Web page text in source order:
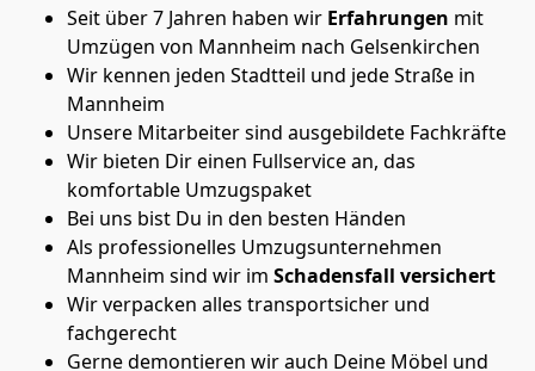
Seit über 7 Jahren haben wir Erfahrungen mit
Umzügen von Mannheim nach Gelsenkirchen
Wir kennen jeden Stadtteil und jede Straße in
Mannheim
Unsere Mitarbeiter sind ausgebildete Fachkräfte
Wir bieten Dir einen Fullservice an, das
komfortable Umzugspaket
Bei uns bist Du in den besten Händen
Als professionelles Umzugsunternehmen
Mannheim sind wir im Schadensfall versichert
Wir verpacken alles transportsicher und
fachgerecht
Gerne demontieren wir auch Deine Möbel und